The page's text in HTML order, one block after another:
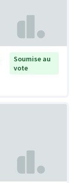
Soumise au
vote